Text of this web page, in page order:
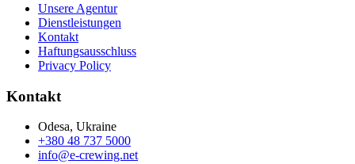
Unsere Agentur
Dienstleistungen
Kontakt
Haftungsausschluss
Privacy Policy
Kontakt
Odesa, Ukraine
+380 48 737 5000
info@e-crewing.net